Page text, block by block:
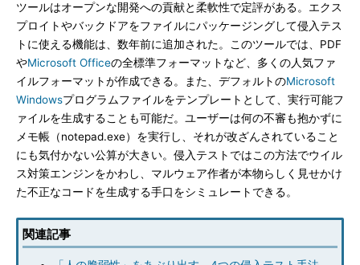
ツールはオープンな開発への貢献と柔軟性で定評がある。エクス
プロイトやバックドアをファイルにパッケージングして侵入テス
トに使える機能は、数年前に追加された。このツールでは、PDF
やMicrosoft Officeの全標準フォーマットなど、多くの人気ファ
イルフォーマットが作成できる。また、デフォルトのMicrosoft
Windowsプログラムファイルをテンプレートとして、実行可能フ
ァイルを生成することも可能だ。ユーザーは何の不審も抱かずに
メモ帳（notepad.exe）を実行し、それが改ざんされていること
にも気付かない公算が大きい。侵入テストではこの方法でウイル
ス対策エンジンをかわし、マルウェア作者が本物らしく見せかけ
た不正なコードを生成する手口をシミュレートできる。
関連記事